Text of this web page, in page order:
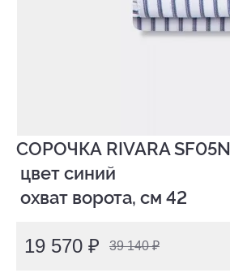
СОРОЧКА RIVARA SF05N
охват ворота, см 42
19 570 ₽ 39 140 ₽